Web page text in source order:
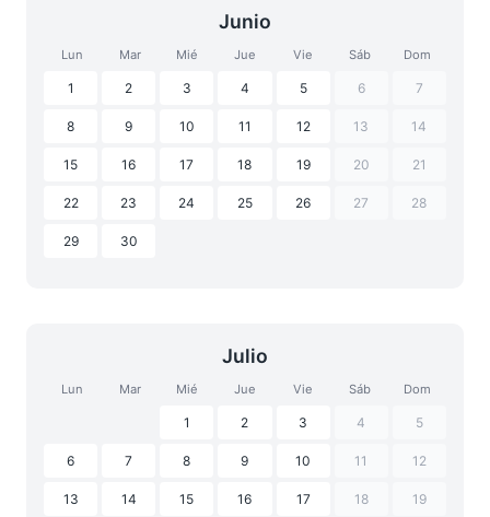
Junio
Lun Mar Mié Jue Vie Sáb Dom
1 2 3 4 5 6 7
8 9 10 11 12 13 14
15 16 17 18 19 20 21
22 23 24 25 26 27 28
29 30
Julio
Lun Mar Mié Jue Vie Sáb Dom
1 2 3 4 5
6 7 8 9 10 11 12
13 14 15 16 17 18 19